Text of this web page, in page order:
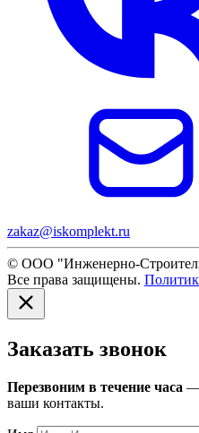
zakaz@iskomplekt.ru
© ООО "Инженерно-
Все права защищены.
Заказать звонок
Перезвоним в течение часа —
ваши контакты.